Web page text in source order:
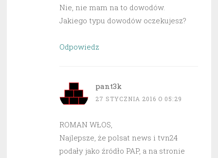
Nie, nie mam na to dowodów.
Jakiego typu dowodów oczekujesz?
Odpowiedz
pant3k
27 STYCZNIA 2016 O 05:29
ROMAN WŁOS,
Najlepsze, że polsat news i tvn24
podały jako źródło PAP, a na stronie